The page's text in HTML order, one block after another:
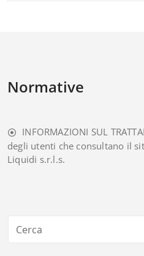
Normative
INFORMAZIONI SUL
degli utenti che consultano il
Liquidi s.r.l.s.